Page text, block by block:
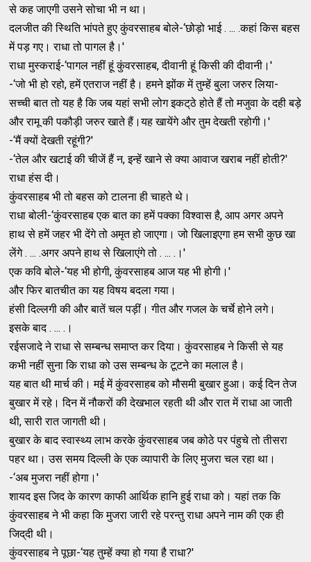
से कह जाएगी उसने सोचा भी न था।
दलजीत की स्‍थिति भांपते हुए कुंवरसाहब बोले-‘छोड़ो भाई . ... .कहां किस बहस
में पड़ गए। राधा तो पागल है।'
राधा मुस्‍कराई-‘पागल नहीं हूं कुंवरसाहब, दीवानी हूं किसी की दीवानी।'
-‘जो भी हो रहो, हमें एतराज नहीं है। हमने झोंक में तुम्‍हें बुला जरुर लिया-
सच्‍ची बात तो यह है कि जब यहां सभी लोग इकट्‌ठे होते हैं तो मजुवा के दही बड़े
और रामू की पकौड़ी जरुर खाते हैं।यह खायेंगे और तुम देखती रहोगी।'
-‘मैं क्‍यों देखती रहूंगी?'
-‘तेल और खटाई की चीजें हैं न, इन्‍हें खाने से क्‍या आवाज खराब नहीं होती?'
राधा हंस दी।
कुंवरसाहब भी तो बहस को टालना ही चाहते थे।
राधा बोली-‘कुंवरसाहब एक बात का हमें पक्‍का विश्‍वास है, आप अगर अपने
हाथ से हमें जहर भी देंगे तो अमृत हो जाएगा। जो खिलाइएगा हम सभी कुछ खा
लेंगे . ... .अगर अपने हाथ से खिलाएंगे तो . ... .।'
एक कवि बोले-‘यह भी होगी, कुंवरसाहब आज यह भी होगी।'
और फिर बातचीत का यह विषय बदला गया।
हंसी दिल्‍लगी की और बातें चल पड़ीं। गीत और गजल के चर्चे होने लगे।
इसके बाद . ... .।
रईसजादे ने राधा से सम्‍बन्‍ध समाप्‍त कर दिया। कुंवरसाहब ने किसी से यह
कभी नहीं सुना कि राधा को उस सम्‍बन्‍ध के टूटने का मलाल है।
यह बात थी मार्च की। मई में कुंवरसाहब को मौसमी बुखार हुआ। कई दिन तेज
बुखार में रहे। दिन में नौकरों की देखभाल रहती थी और रात में राधा आ जाती
थी, सारी रात जागती थी।
बुखार के बाद स्‍वास्‍थ्‍य लाभ करके कुंवरसाहब जब कोठे पर पंहुचे तो तीसरा
पहर था। उस समय दिल्‍ली के एक व्‍यापारी के लिए मुजरा चल रहा था।
-‘अब मुजरा नहीं होगा।'
शायद इस जिद के कारण काफी आर्थिक हानि हुई राधा को। यहां तक कि
कुंवरसाहब ने भी कहा कि मुजरा जारी रहे परन्‍तु राधा अपने नाम की एक ही
जिद्‌दी थी।
कुंवरसाहब ने पूछा-‘यह तुम्‍हें क्‍या हो गया है राधा?'